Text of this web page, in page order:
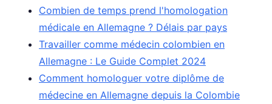
Combien de temps prend l'homologation
médicale en Allemagne ? Délais par pays
Travailler comme médecin colombien en
Allemagne : Le Guide Complet 2024
Comment homologuer votre diplôme de
médecine en Allemagne depuis la Colombie